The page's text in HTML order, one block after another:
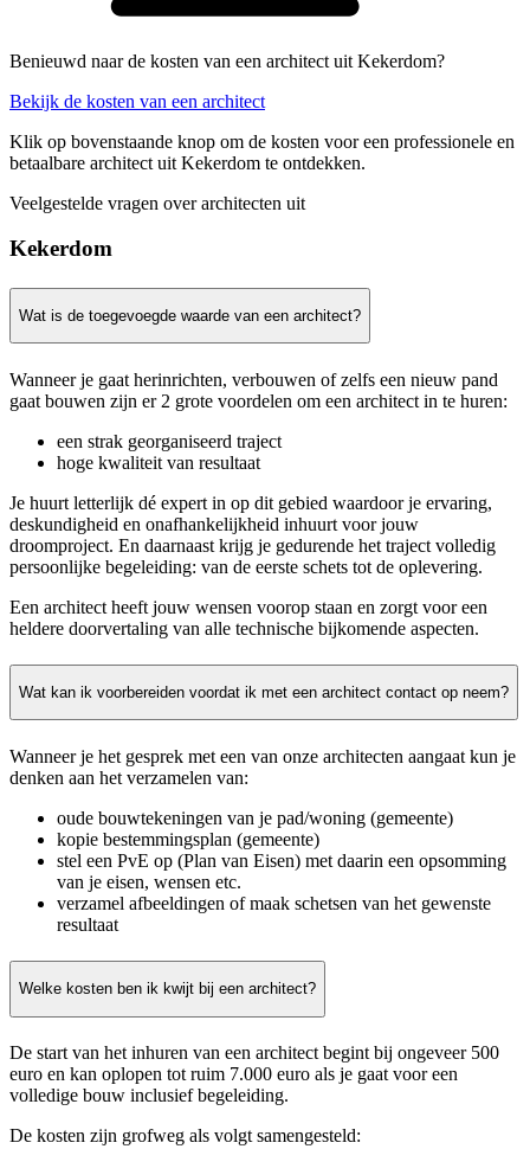
Benieuwd naar de kosten van een architect uit Kekerdom?
Bekijk de kosten van een architect
Klik op bovenstaande knop om de kosten voor een professionele en
betaalbare architect uit Kekerdom te ontdekken.
Veelgestelde vragen over architecten uit
Kekerdom
Wat is de toegevoegde waarde van een architect?
Wanneer je gaat herinrichten, verbouwen of zelfs een nieuw pand
gaat bouwen zijn er 2 grote voordelen om een architect in te huren:
een strak georganiseerd traject
hoge kwaliteit van resultaat
Je huurt letterlijk dé expert in op dit gebied waardoor je ervaring,
deskundigheid en onafhankelijkheid inhuurt voor jouw
droomproject. En daarnaast krijg je gedurende het traject volledig
persoonlijke begeleiding: van de eerste schets tot de oplevering.
Een architect heeft jouw wensen voorop staan en zorgt voor een
heldere doorvertaling van alle technische bijkomende aspecten.
Wat kan ik voorbereiden voordat ik met een architect contact op neem?
Wanneer je het gesprek met een van onze architecten aangaat kun je
denken aan het verzamelen van:
oude bouwtekeningen van je pad/woning (gemeente)
kopie bestemmingsplan (gemeente)
stel een PvE op (Plan van Eisen) met daarin een opsomming
van je eisen, wensen etc.
verzamel afbeeldingen of maak schetsen van het gewenste
resultaat
Welke kosten ben ik kwijt bij een architect?
De start van het inhuren van een architect begint bij ongeveer 500
euro en kan oplopen tot ruim 7.000 euro als je gaat voor een
volledige bouw inclusief begeleiding.
De kosten zijn grofweg als volgt samengesteld: